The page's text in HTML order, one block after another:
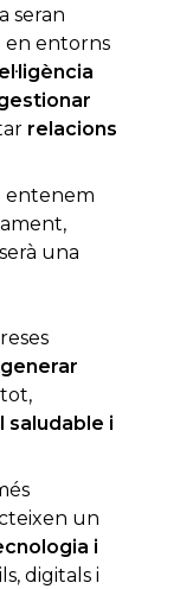
seran
en entorns
relacions
entenem
una
generar
saludable i
un
i
digitals i